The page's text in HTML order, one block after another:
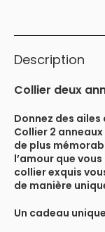
Description
Collier deux
Donnez des
Collier 2
de plus
l’amour que
collier exquis
de manière
Un cadeau